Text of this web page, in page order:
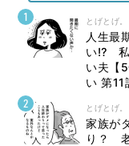
とげとげ
人生最
い⁉ 私
い夫【
い 第11
とげとげ
家族が
り？